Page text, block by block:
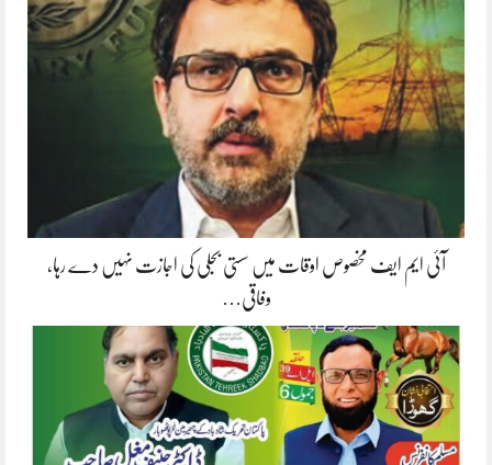
آئی ایم ایف مخصوص اوقات میں سستی بجلی کی اجازت نہیں دے رہا،
وفاقی…